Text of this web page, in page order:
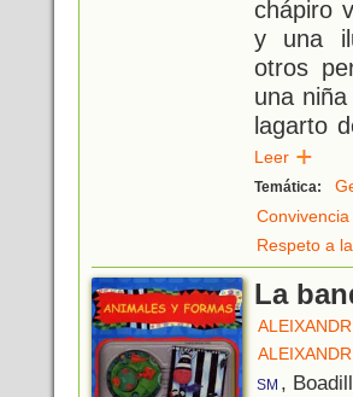
chápiro
y una
otros
una
lagarto
Leer
Temática:
Convivencia
Respeto a
La
SM ,